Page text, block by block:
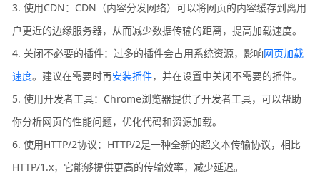
3. 使用CDN：CDN（内容分发网络）可以将网页的内容缓存到离用
户更近的边缘服务器，从而减少数据传输的距离，提高加载速度。
4. 关闭不必要的插件：过多的插件会占用系统资源，影响网页加载
速度。建议在需要时再安装插件，并在设置中关闭不需要的插件。
5. 使用开发者工具：Chrome浏览器提供了开发者工具，可以帮助
你分析网页的性能问题，优化代码和资源加载。
6. 使用HTTP/2协议：HTTP/2是一种全新的超文本传输协议，相比
HTTP/1.x，它能够提供更高的传输效率，减少延迟。